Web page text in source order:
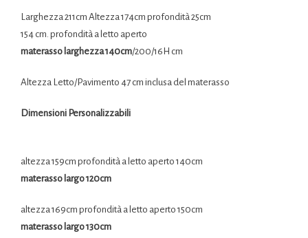
Larghezza 211cm Altezza 174cm profondità 25cm
154 cm. profondità a letto aperto
materasso larghezza 140cm/200/16H cm
Altezza Letto/Pavimento 47 cm inclusa del materasso
Dimensioni Personalizzabili
altezza 159cm profondità a letto aperto 140cm
materasso largo 120cm
altezza 169cm profondità a letto aperto 150cm
materasso largo 130cm